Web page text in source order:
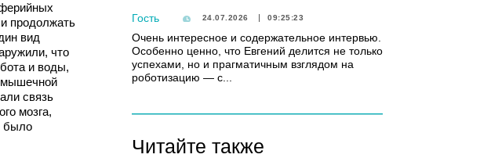
продолжать
вид
что
и воды,
мышечной
связь
мозга,
было
Гость 24.07.2026 09:25:23
Очень интересное и содержательное интервью.
Особенно ценно, что Евгений делится не только
успехами, но и прагматичным взглядом на
роботизацию — с...
Читайте также